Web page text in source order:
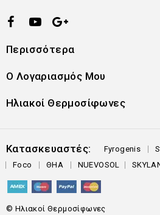
Περισσότερα
Ο Λογαριασμός Μου
Ηλιακοί Θερμοσίφωνες
Κατασκευαστές: Fyrogenis
Foco
ΘΗΑ NUEVOSOL
© Ηλιακοί Θερμοσίφωνες